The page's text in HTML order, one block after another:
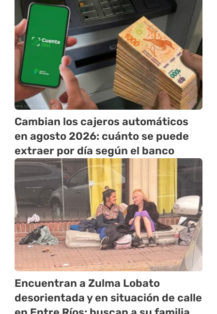
Cambian los cajeros automáticos
en agosto 2026: cuánto se puede
extraer por día según el banco
Encuentran a Zulma Lobato
desorientada y en situación de calle